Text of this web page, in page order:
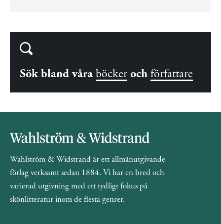
Sök bland våra böcker och författare
Wahlström & Widstrand är ett allmänutgivande
förlag verksamt sedan 1884. Vi har en bred och
varierad utgivning med ett tydligt fokus på
skönlitteratur inom de flesta genrer.